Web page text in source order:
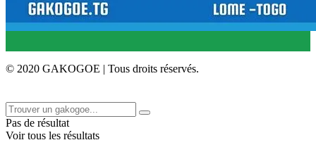
© 2020 GAKOGOE | Tous droits réservés.
Pas de résultat
Voir tous les résultats